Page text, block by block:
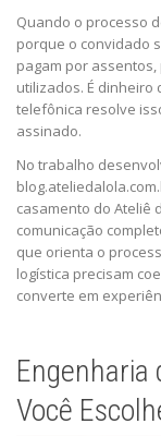
Quando o processo
porque o convidado
pagam por
utilizados. É dinheiro
telefônica resolve
assinado.
No trabalho
casamento do Ateliê
comunicação
que orienta o
logística precisam
converte em
Engenharia
Você